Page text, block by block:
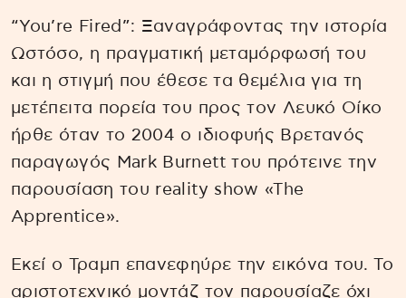
“You’re Fired”: Ξαναγράφοντας την ιστορία
Ωστόσο, η πραγματική μεταμόρφωσή του
και η στιγμή που έθεσε τα θεμέλια για τη
μετέπειτα πορεία του προς τον Λευκό Οίκο
ήρθε όταν το 2004 ο ιδιοφυής Βρετανός
παραγωγός Mark Burnett του πρότεινε την
παρουσίαση του reality show «The
Apprentice».
Εκεί ο Τραμπ επανεφηύρε την εικόνα του. Το
αριστοτεχνικό μοντάζ τον παρουσίαζε όχι